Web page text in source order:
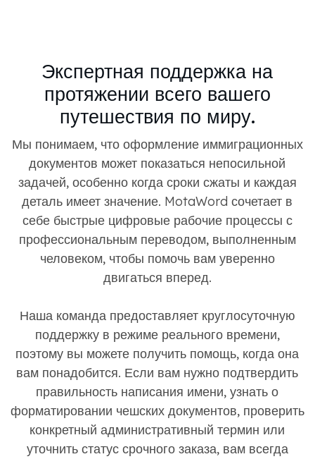
Экспертная поддержка на
протяжении всего вашего
путешествия по миру.
Мы понимаем, что оформление иммиграционных
документов может показаться непосильной
задачей, особенно когда сроки сжаты и каждая
деталь имеет значение. MotaWord сочетает в
себе быстрые цифровые рабочие процессы с
профессиональным переводом, выполненным
человеком, чтобы помочь вам уверенно
двигаться вперед.
Наша команда предоставляет круглосуточную
поддержку в режиме реального времени,
поэтому вы можете получить помощь, когда она
вам понадобится. Если вам нужно подтвердить
правильность написания имени, узнать о
форматировании чешских документов, проверить
конкретный административный термин или
уточнить статус срочного заказа, вам всегда